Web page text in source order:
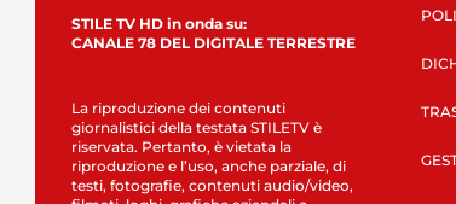
STILE TV HD in onda su:
CANALE 78 DEL DIGITALE TERRESTRE
La riproduzione dei contenuti
giornalistici della testata STILETV è
riservata. Pertanto, è vietata la
riproduzione e l’uso, anche parziale, di
testi, fotografie, contenuti audio/video,